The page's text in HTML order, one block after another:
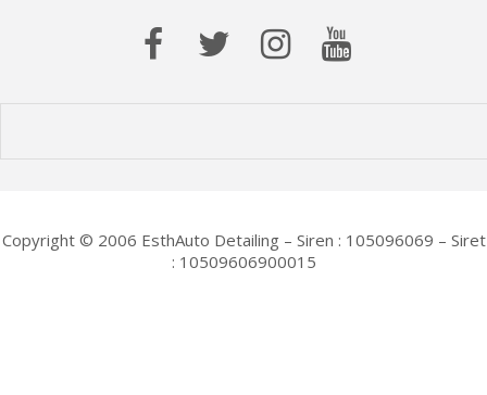
Copyright © 2006 EsthAuto Detailing – Siren : 105096069 – Siret
: 10509606900015